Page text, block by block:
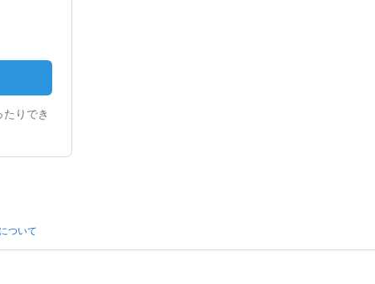
りでき
ついて